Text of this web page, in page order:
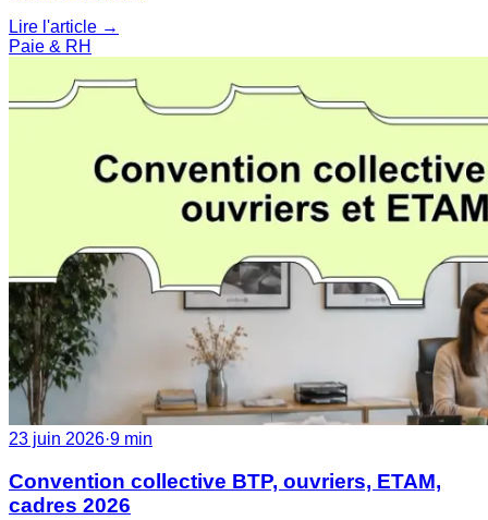
Lire l'article →
Paie & RH
23 juin 2026·9 min
Convention collective BTP, ouvriers, ETAM,
cadres 2026